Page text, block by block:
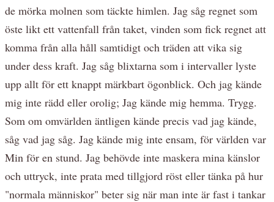
de mörka molnen som täckte himlen. Jag såg regnet som
öste likt ett vattenfall från taket, vinden som fick regnet att
komma från alla håll samtidigt och träden att vika sig
under dess kraft. Jag såg blixtarna som i intervaller lyste
upp allt för ett knappt märkbart ögonblick. Och jag kände
mig inte rädd eller orolig; Jag kände mig hemma. Trygg.
Som om omvärlden äntligen kände precis vad jag kände,
såg vad jag såg. Jag kände mig inte ensam, för världen var
Min för en stund. Jag behövde inte maskera mina känslor
och uttryck, inte prata med tillgjord röst eller tänka på hur
"normala människor" beter sig när man inte är fast i tankar